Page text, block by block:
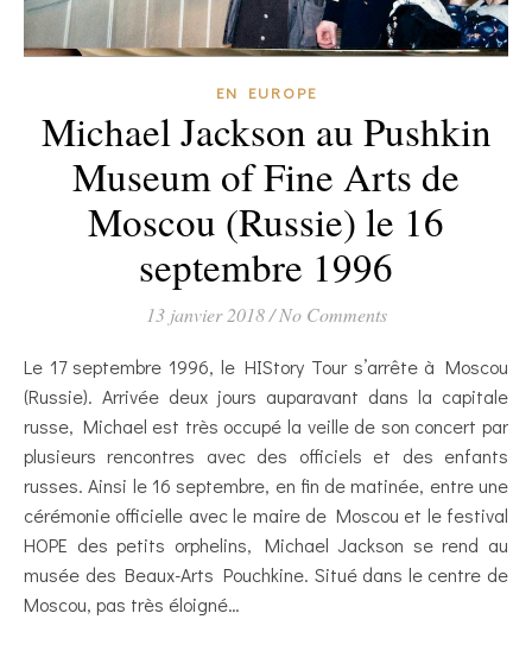
EN EUROPE
Michael Jackson au Pushkin
Museum of Fine Arts de
Moscou (Russie) le 16
septembre 1996
13 janvier 2018/ No Comments
Le 17 septembre 1996, le HIStory Tour s’arrête à Moscou
(Russie). Arrivée deux jours auparavant dans la capitale
russe, Michael est très occupé la veille de son concert par
plusieurs rencontres avec des officiels et des enfants
russes. Ainsi le 16 septembre, en fin de matinée, entre une
cérémonie officielle avec le maire de Moscou et le festival
HOPE des petits orphelins, Michael Jackson se rend au
musée des Beaux-Arts Pouchkine. Situé dans le centre de
Moscou, pas très éloigné…